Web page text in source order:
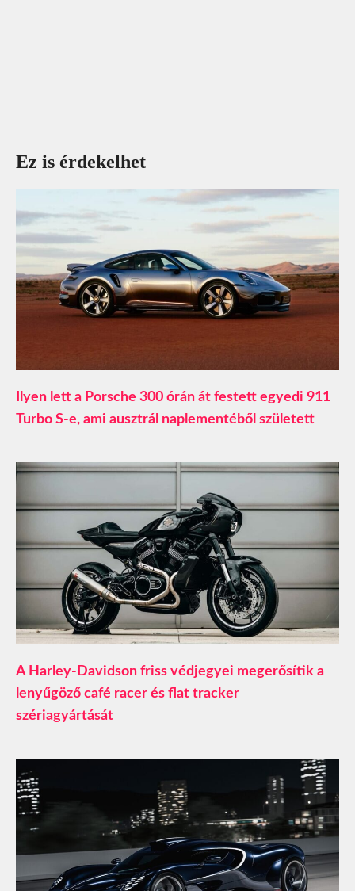
Ez is érdekelhet
Ilyen lett a Porsche 300 órán át festett egyedi 911
Turbo S-e, ami ausztrál naplementéből született
A Harley-Davidson friss védjegyei megerősítik a
lenyűgöző café racer és flat tracker
szériagyártását